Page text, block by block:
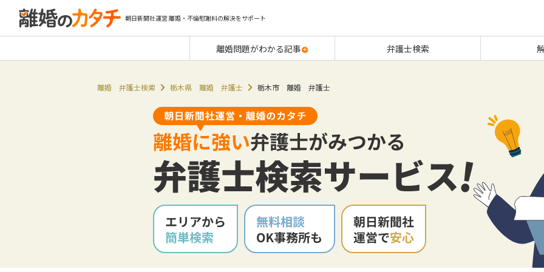
朝日新聞社運営 離婚・不倫慰謝料の解決をサポート
離婚問題がわかる記事 弁護士検索
離婚 弁護士検索 栃木県 離婚 弁護士 栃木市 離婚 弁護士